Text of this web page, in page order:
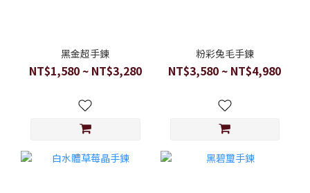
黑金超手鍊
NT$1,580 ~ NT$3,280
粉彩兔毛手鍊
NT$3,580 ~ NT$4,980